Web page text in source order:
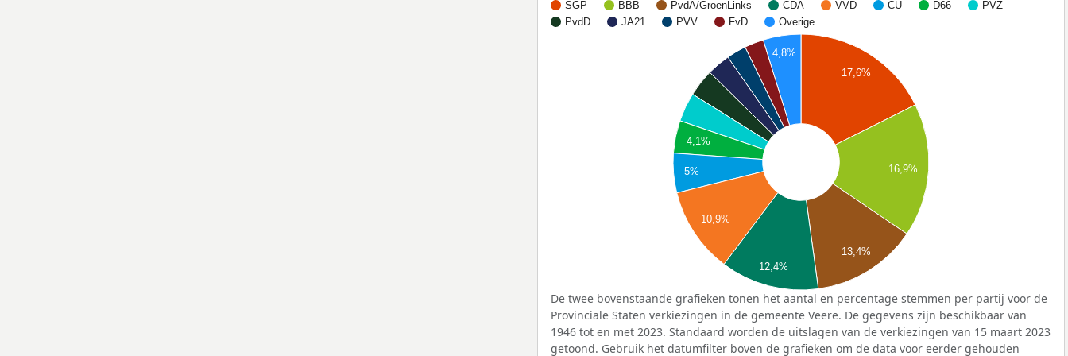
SGP BBB PvdA/GroenLinks CDA VVD CU D66
PVZ
PvdD
JA21 PVV FvD Overige
17,6%
16,9%
13,4%
4,8%
4,1%
5%
10,9%
12,4%
De twee bovenstaande grafieken tonen het aantal en percentage stemmen per partij voor de
Provinciale Staten verkiezingen in de gemeente Veere. De gegevens zijn beschikbaar van
1946 tot en met 2023. Standaard worden de uitslagen van de verkiezingen van 15 maart 2023
getoond. Gebruik het datumfilter boven de grafieken om de data voor eerder gehouden